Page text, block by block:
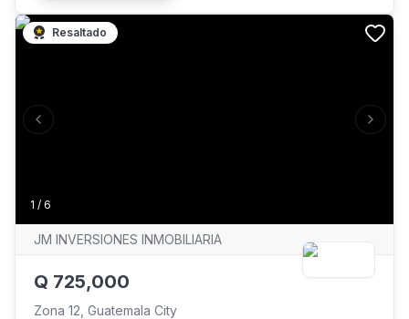
1 / 6
Previous slide Next
Resaltado
JM INVERSIONES INMOBILIARIA
Q 725,000
Zona 12, Guatemala City